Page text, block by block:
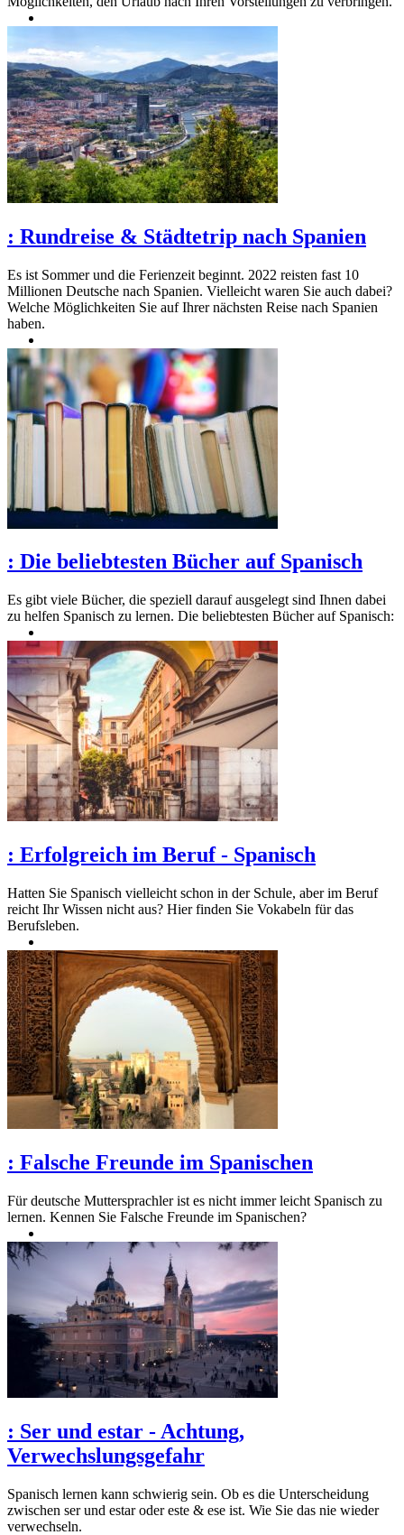
: Rundreise & Städtetrip nach Spanien
Es ist Sommer und die Ferienzeit beginnt. 2022 reisten fast 10
Millionen Deutsche nach Spanien. Vielleicht waren Sie auch dabei?
Welche Möglichkeiten Sie auf Ihrer nächsten Reise nach Spanien
haben.
: Die beliebtesten Bücher auf Spanisch
Es gibt viele Bücher, die speziell darauf ausgelegt sind Ihnen dabei
zu helfen Spanisch zu lernen. Die beliebtesten Bücher auf Spanisch:
: Erfolgreich im Beruf - Spanisch
Hatten Sie Spanisch vielleicht schon in der Schule, aber im Beruf
reicht Ihr Wissen nicht aus? Hier finden Sie Vokabeln für das
Berufsleben.
: Falsche Freunde im Spanischen
Für deutsche Muttersprachler ist es nicht immer leicht Spanisch zu
lernen. Kennen Sie Falsche Freunde im Spanischen?
: Ser und estar - Achtung,
Verwechslungsgefahr
Spanisch lernen kann schwierig sein. Ob es die Unterscheidung
zwischen ser und estar oder este & ese ist. Wie Sie das nie wieder
verwechseln.